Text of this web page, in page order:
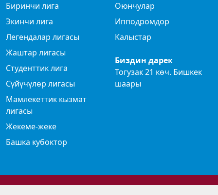
Биринчи лига
Экинчи лига
Легендалар лигасы
Жаштар лигасы
Студенттик лига
Сүйүчүлөр лигасы
Мамлекеттик кызмат
лигасы
Жекеме-жеке
Башка кубоктор
Оюнчулар
Ипподромдор
Калыстар
Биздин дарек
Тогузак 21 көч. Бишкек
шаары